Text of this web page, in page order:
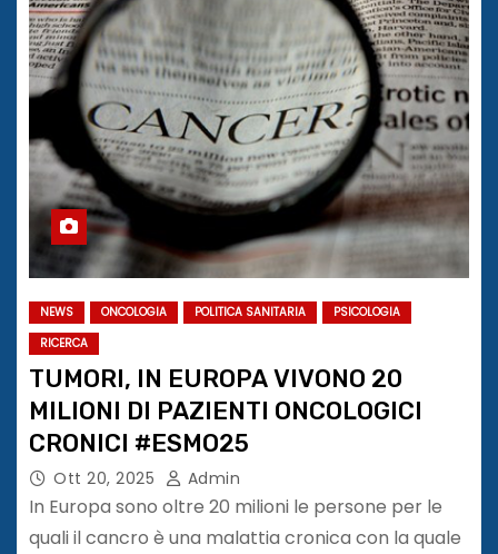
NEWS ONCOLOGIA POLITICA SANITARIA
PSICOLOGIA
RICERCA
TUMORI, IN EUROPA VIVONO 20
MILIONI DI PAZIENTI ONCOLOGICI
CRONICI #ESMO25
Ott 20, 2025 Admin
In Europa sono oltre 20 milioni le persone per le
quali il cancro è una malattia cronica con la quale